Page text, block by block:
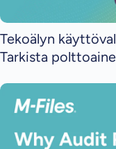
Tekoälyn
Tarkista